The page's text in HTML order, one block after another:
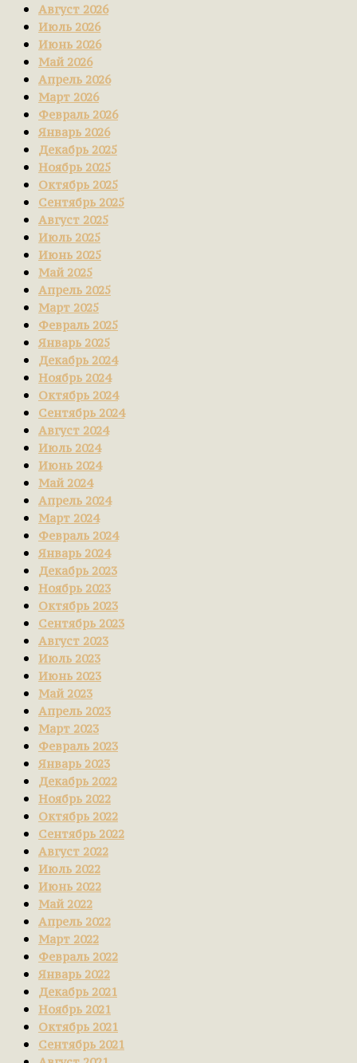
Август 2026
Июль 2026
Июнь 2026
Май 2026
Апрель 2026
Март 2026
Февраль 2026
Январь 2026
Декабрь 2025
Ноябрь 2025
Октябрь 2025
Сентябрь 2025
Август 2025
Июль 2025
Июнь 2025
Май 2025
Апрель 2025
Март 2025
Февраль 2025
Январь 2025
Декабрь 2024
Ноябрь 2024
Октябрь 2024
Сентябрь 2024
Август 2024
Июль 2024
Июнь 2024
Май 2024
Апрель 2024
Март 2024
Февраль 2024
Январь 2024
Декабрь 2023
Ноябрь 2023
Октябрь 2023
Сентябрь 2023
Август 2023
Июль 2023
Июнь 2023
Май 2023
Апрель 2023
Март 2023
Февраль 2023
Январь 2023
Декабрь 2022
Ноябрь 2022
Октябрь 2022
Сентябрь 2022
Август 2022
Июль 2022
Июнь 2022
Май 2022
Апрель 2022
Март 2022
Февраль 2022
Январь 2022
Декабрь 2021
Ноябрь 2021
Октябрь 2021
Сентябрь 2021